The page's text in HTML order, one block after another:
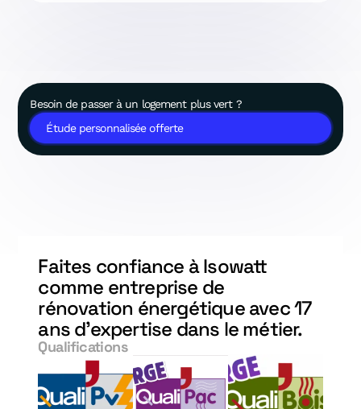
Besoin de passer à un logement plus vert ?
Étude personnalisée offerte
Faites confiance à Isowatt
comme entreprise de
rénovation énergétique avec 17
ans d'expertise dans le métier.
Qualifications